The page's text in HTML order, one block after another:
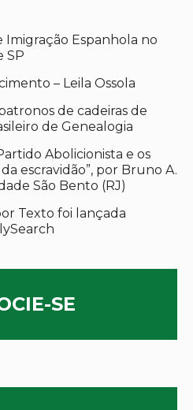
Imigração Espanhola no
SP
– Leila Ossola
de cadeiras de
de Genealogia
Abolicionista e os
escravidão”, por Bruno A.
São Bento (RJ)
Texto foi lançada
SE